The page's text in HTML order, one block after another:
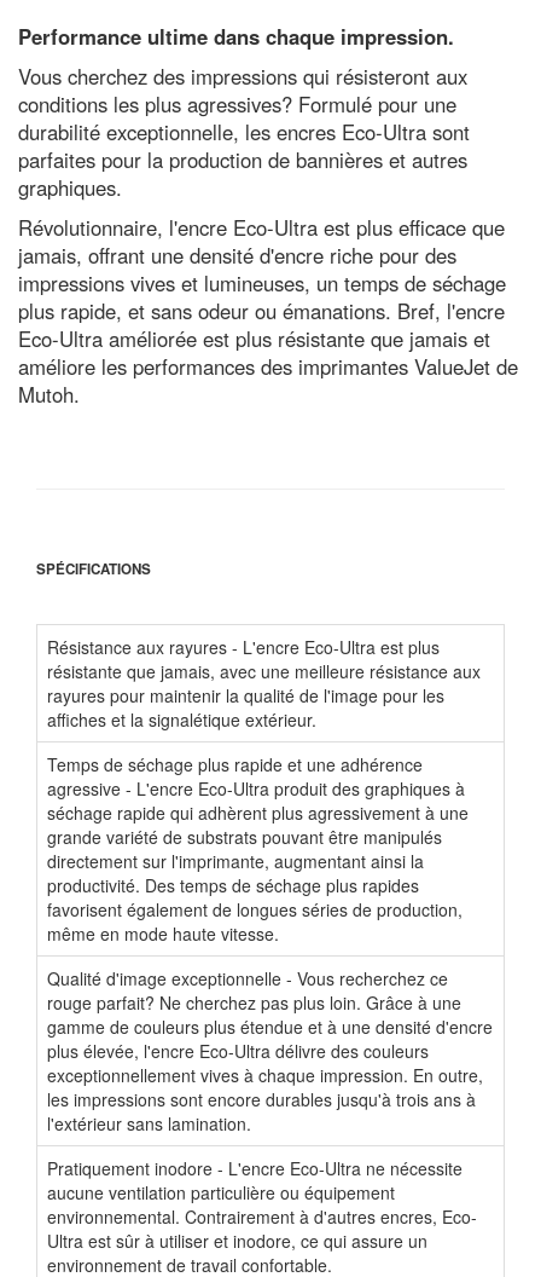
Performance ultime dans chaque impression.
Vous cherchez des impressions qui résisteront aux
conditions les plus agressives? Formulé pour une
durabilité exceptionnelle, les encres Eco-Ultra sont
parfaites pour la production de bannières et autres
graphiques.
Révolutionnaire, l'encre Eco-Ultra est plus efficace que
jamais, offrant une densité d'encre riche pour des
impressions vives et lumineuses, un temps de séchage
plus rapide, et sans odeur ou émanations. Bref, l'encre
Eco-Ultra améliorée est plus résistante que jamais et
améliore les performances des imprimantes ValueJet de
Mutoh.
SPÉCIFICATIONS
Résistance aux rayures - L'encre Eco-Ultra est plus
résistante que jamais, avec une meilleure résistance aux
rayures pour maintenir la qualité de l'image pour les
affiches et la signalétique extérieur.
Temps de séchage plus rapide et une adhérence
agressive - L'encre Eco-Ultra produit des graphiques à
séchage rapide qui adhèrent plus agressivement à une
grande variété de substrats pouvant être manipulés
directement sur l'imprimante, augmentant ainsi la
productivité. Des temps de séchage plus rapides
favorisent également de longues séries de production,
même en mode haute vitesse.
Qualité d'image exceptionnelle - Vous recherchez ce
rouge parfait? Ne cherchez pas plus loin. Grâce à une
gamme de couleurs plus étendue et à une densité d'encre
plus élevée, l'encre Eco-Ultra délivre des couleurs
exceptionnellement vives à chaque impression. En outre,
les impressions sont encore durables jusqu'à trois ans à
l'extérieur sans lamination.
Pratiquement inodore - L'encre Eco-Ultra ne nécessite
aucune ventilation particulière ou équipement
environnemental. Contrairement à d'autres encres, Eco-
Ultra est sûr à utiliser et inodore, ce qui assure un
environnement de travail confortable.